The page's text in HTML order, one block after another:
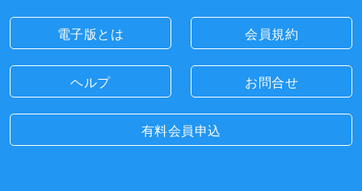
電子版とは 会員規約
ヘルプ お問合せ
有料会員申込